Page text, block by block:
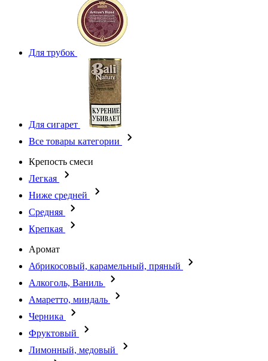
Для трубок
Для сигарет
Все товары категории
Крепость смеси
Легкая
Ниже средней
Средняя
Крепкая
Аромат
Абрикосовый, карамельный, пряный
Алкоголь, Ваниль
Амаретто, миндаль
Черника
Фруктовый
Лимонный, медовый